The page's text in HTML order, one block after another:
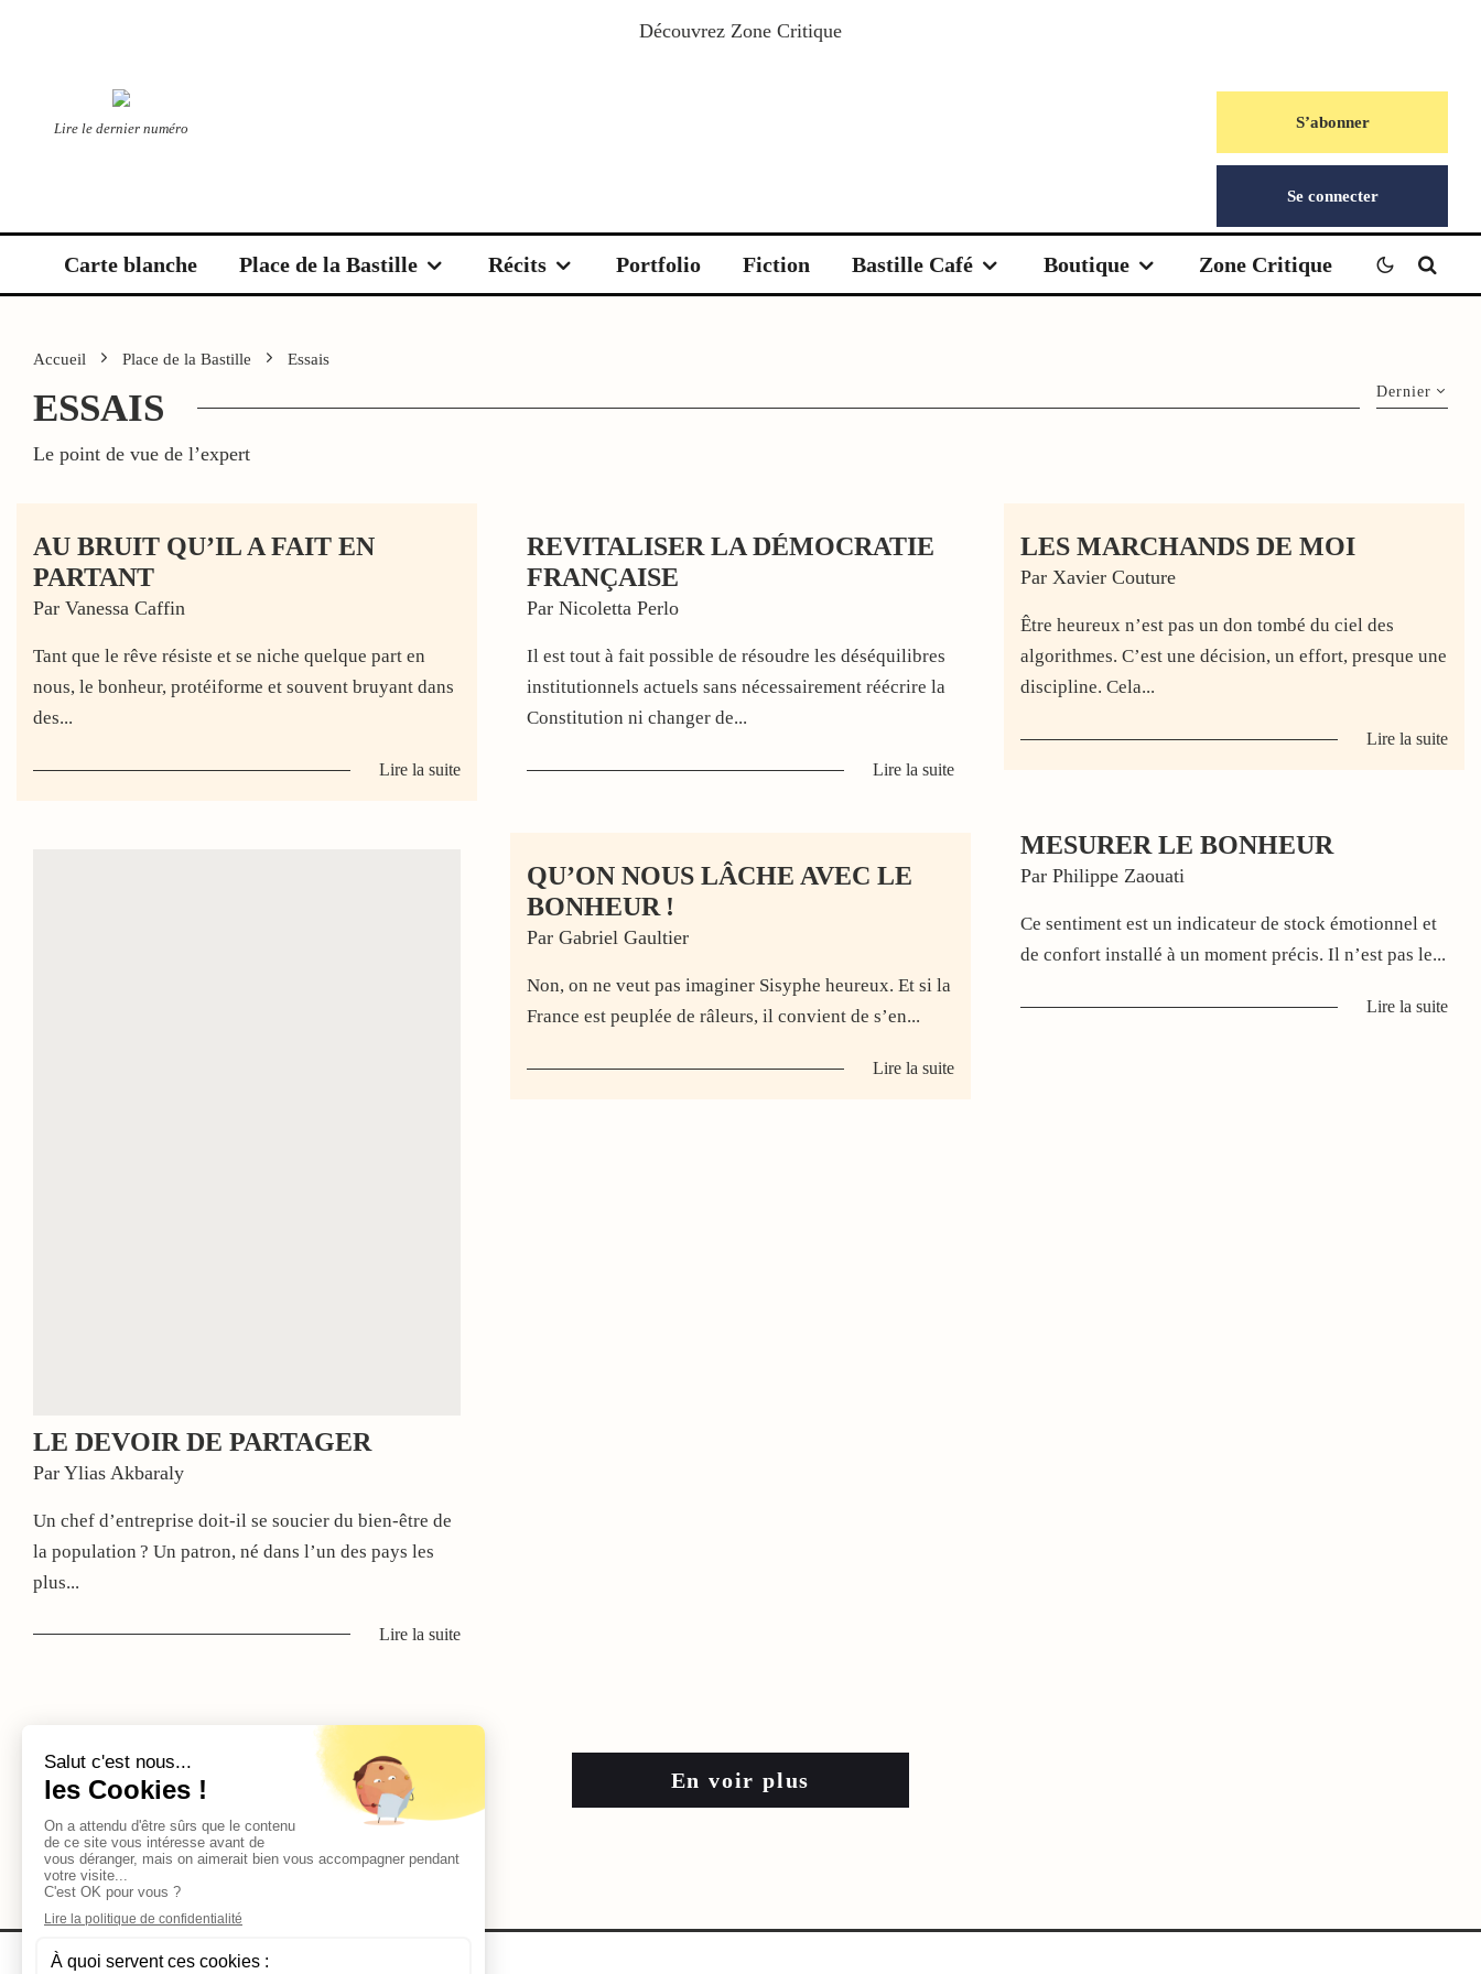
Découvrez Zone Critique
Lire le dernier numéro S’abonner
Se connecter
Carte blanche Place de la Bastille Récits Portfolio Fiction Bastille Café Boutique Zone Critique
Accueil Place de la Bastille Essais
Dernier
ESSAIS
Le point de vue de l’expert
AU BRUIT QU’IL A FAIT EN
PARTANT
Par Vanessa Caffin
Tant que le rêve résiste et se niche quelque part en
nous, le bonheur, protéiforme et souvent bruyant dans
des...
Lire la suite
LE DEVOIR DE PARTAGER
Par Ylias Akbaraly
Un chef d’entreprise doit-il se soucier du bien-être de
la population ? Un patron, né dans l’un des pays les
plus...
Lire la suite
REVITALISER LA DÉMOCRATIE
FRANÇAISE
Par Nicoletta Perlo
Il est tout à fait possible de résoudre les déséquilibres
institutionnels actuels sans nécessairement réécrire la
Constitution ni changer de...
Lire la suite
QU’ON NOUS LÂCHE AVEC LE
BONHEUR !
Par Gabriel Gaultier
Non, on ne veut pas imaginer Sisyphe heureux. Et si la
France est peuplée de râleurs, il convient de s’en...
Lire la suite
LES MARCHANDS DE MOI
Par Xavier Couture
Être heureux n’est pas un don tombé du ciel des
algorithmes. C’est une décision, un effort, presque une
discipline. Cela...
Lire la suite
MESURER LE BONHEUR
Par Philippe Zaouati
Ce sentiment est un indicateur de stock émotionnel et
de confort installé à un moment précis. Il n’est pas le...
Lire la suite
En voir plus